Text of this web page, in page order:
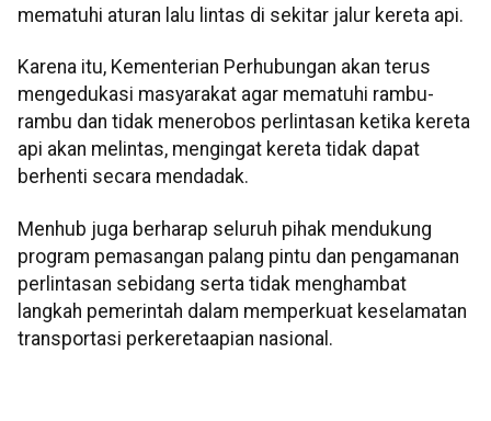
mematuhi aturan lalu lintas di sekitar jalur kereta api.
Karena itu, Kementerian Perhubungan akan terus
mengedukasi masyarakat agar mematuhi rambu-
rambu dan tidak menerobos perlintasan ketika kereta
api akan melintas, mengingat kereta tidak dapat
berhenti secara mendadak.
Menhub juga berharap seluruh pihak mendukung
program pemasangan palang pintu dan pengamanan
perlintasan sebidang serta tidak menghambat
langkah pemerintah dalam memperkuat keselamatan
transportasi perkeretaapian nasional.